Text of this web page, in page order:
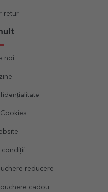
retur
noi
condiții
reducere
cadou